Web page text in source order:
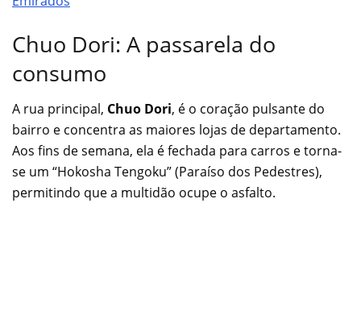
Chuo Dori: A passarela do
consumo
A rua principal, Chuo Dori, é o coração pulsante do
bairro e concentra as maiores lojas de departamento.
Aos fins de semana, ela é fechada para carros e torna-
se um “Hokosha Tengoku” (Paraíso dos Pedestres),
permitindo que a multidão ocupe o asfalto.